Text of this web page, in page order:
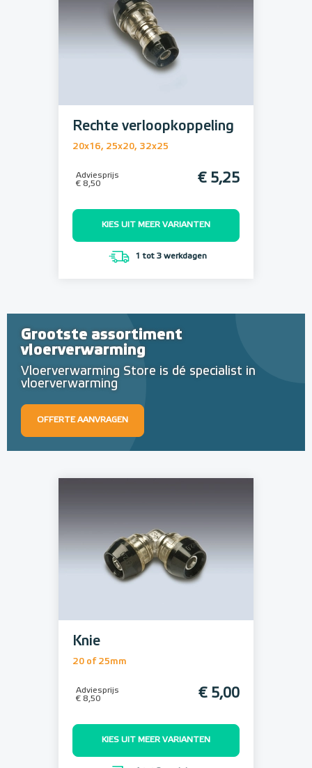
Rechte verloopkoppeling
20x16, 25x20, 32x25
Adviesprijs
€ 8,50
€ 5,25
KIES UIT MEER VARIANTEN
1 tot 3 werkdagen
Grootste assortiment
vloerverwarming
Vloerverwarming Store is dé specialist in
vloerverwarming
OFFERTE AANVRAGEN
Knie
20 of 25mm
Adviesprijs
€ 8,50
€ 5,00
KIES UIT MEER VARIANTEN